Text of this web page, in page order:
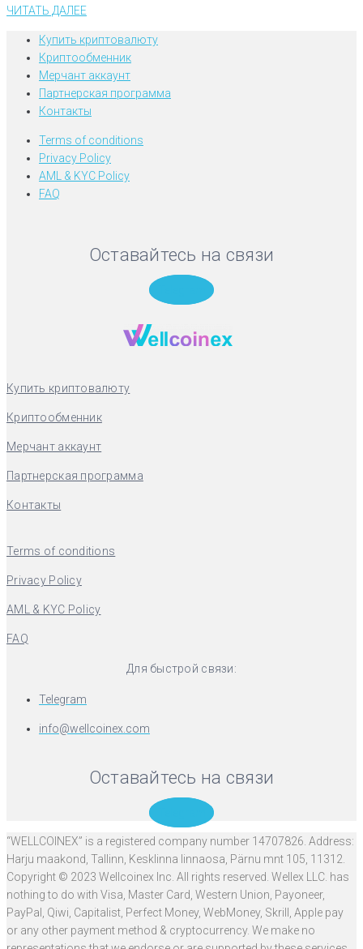
ЧИТАТЬ ДАЛЕЕ
Купить криптовалюту
Криптообменник
Мерчант аккаунт
Партнерская программа
Контакты
Terms of conditions
Privacy Policy
AML & KYC Policy
FAQ
Оставайтесь на связи
Купить криптовалюту
Криптообменник
Мерчант аккаунт
Партнерская программа
Контакты
Terms of conditions
Privacy Policy
AML & KYC Policy
FAQ
Для быстрой связи:
Telegram
info@wellcoinex.com
Оставайтесь на связи
“WELLCOINEX” is a registered company number 14707826. Address:
Harju maakond, Tallinn, Kesklinna linnaosa, Pärnu mnt 105, 11312.
Copyright © 2023 Wellcoinex Inc. All rights reserved. Wellex LLC. has
nothing to do with Visa, Master Card, Western Union, Payoneer,
PayPal, Qiwi, Capitalist, Perfect Money, WebMoney, Skrill, Apple pay
or any other payment method & cryptocurrency. We make no